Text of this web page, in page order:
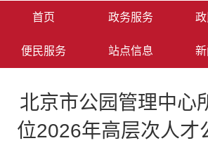
首页 政务服务
便民服务 站点信息
北京市公园管理中心
位2026年高层次人才